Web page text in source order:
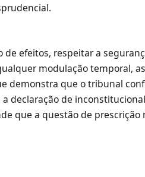
de efeitos, respeitar a
modulação temporal,
demonstra que o tribunal
declaração de
que a questão de prescrição